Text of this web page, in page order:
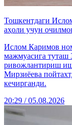
Тошкентдаги
аҳоли учун
Ислом Каримов
мажмуасига туташ
ривожлантириш
Мирзиёева
кечирганди.
20:29 / 05.08.2026